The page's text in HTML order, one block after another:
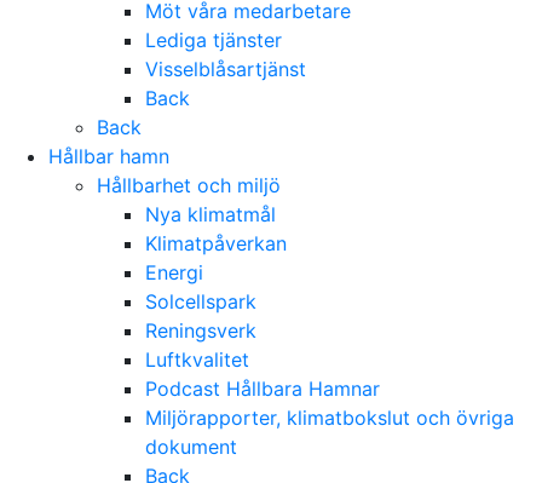
Möt våra medarbetare
Lediga tjänster
Visselblåsartjänst
Back
Back
Hållbar hamn
Hållbarhet och miljö
Nya klimatmål
Klimatpåverkan
Energi
Solcellspark
Reningsverk
Luftkvalitet
Podcast Hållbara Hamnar
Miljörapporter, klimatbokslut och övriga
dokument
Back